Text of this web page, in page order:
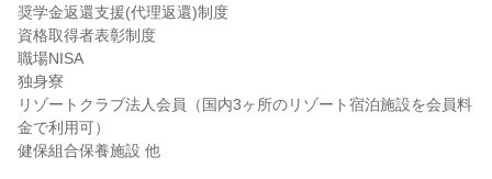
奨学金返還支援(代理返還)制度
資格取得者表彰制度
職場NISA
独身寮
リゾートクラブ法人会員（国内3ヶ所のリゾート宿泊施設を会員料
金で利用可）
健保組合保養施設 他